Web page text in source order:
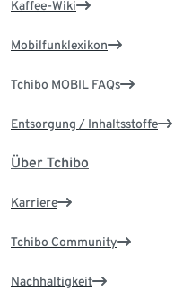
Kaffee-Wiki
Mobilfunklexikon
Tchibo MOBIL FAQs
Entsorgung / Inhaltsstoffe
Über Tchibo
Karriere
Tchibo Community
Nachhaltigkeit